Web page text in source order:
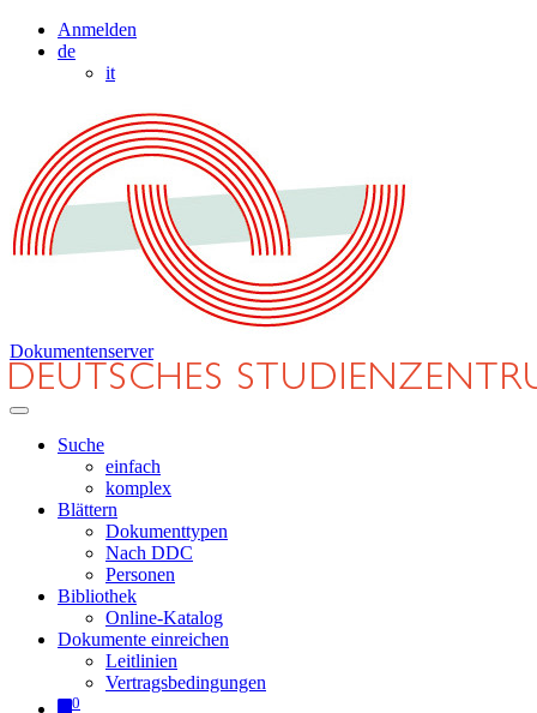
Anmelden
de
it
Dokumentenserver
Suche
einfach
komplex
Blättern
Dokumenttypen
Nach DDC
Personen
Bibliothek
Online-Katalog
Dokumente einreichen
Leitlinien
Vertragsbedingungen
0